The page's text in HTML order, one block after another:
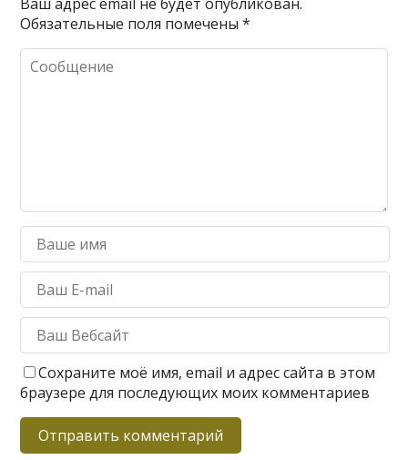
Обязательные поля помечены*
Сохраните моё имя, email и адрес сайта в этом
браузере для последующих моих комментариев